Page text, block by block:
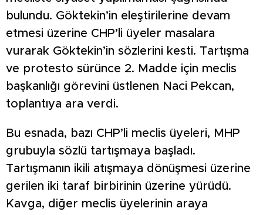
bulundu. Göktekin’in eleştirilerine devam
etmesi üzerine CHP’li üyeler masalara
vurarak Göktekin’in sözlerini kesti. Tartışma
ve protesto sürünce 2. Madde için meclis
başkanlığı görevini üstlenen Naci Pekcan,
toplantıya ara verdi.
Bu esnada, bazı CHP’li meclis üyeleri, MHP
grubuyla sözlü tartışmaya başladı.
Tartışmanın ikili atışmaya dönüşmesi üzerine
gerilen iki taraf birbirinin üzerine yürüdü.
Kavga, diğer meclis üyelerinin araya